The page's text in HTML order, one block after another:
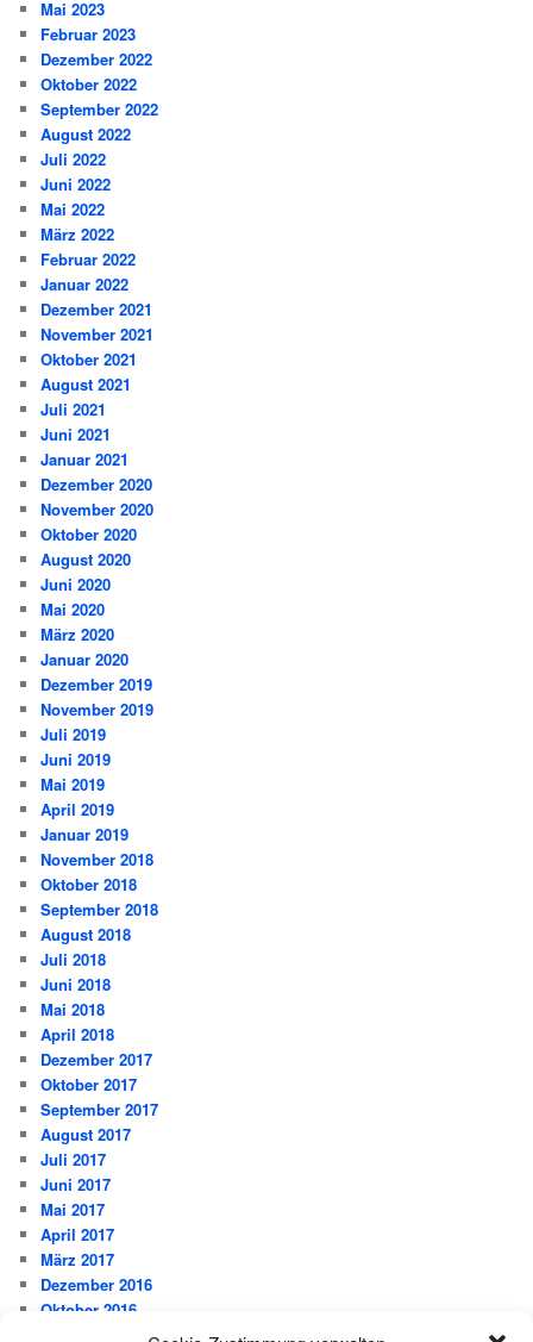
Mai 2023
Februar 2023
Dezember 2022
Oktober 2022
September 2022
August 2022
Juli 2022
Juni 2022
Mai 2022
März 2022
Februar 2022
Januar 2022
Dezember 2021
November 2021
Oktober 2021
August 2021
Juli 2021
Juni 2021
Januar 2021
Dezember 2020
November 2020
Oktober 2020
August 2020
Juni 2020
Mai 2020
März 2020
Januar 2020
Dezember 2019
November 2019
Juli 2019
Juni 2019
Mai 2019
April 2019
Januar 2019
November 2018
Oktober 2018
September 2018
August 2018
Juli 2018
Juni 2018
Mai 2018
April 2018
Dezember 2017
Oktober 2017
September 2017
August 2017
Juli 2017
Juni 2017
Mai 2017
April 2017
März 2017
Dezember 2016
Oktober 2016
September 2016